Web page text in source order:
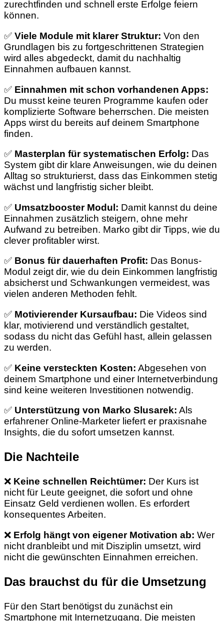
zurechtfinden und schnell erste Erfolge feiern
können.
✅ Viele Module mit klarer Struktur: Von den
Grundlagen bis zu fortgeschrittenen Strategien
wird alles abgedeckt, damit du nachhaltig
Einnahmen aufbauen kannst.
✅ Einnahmen mit schon vorhandenen Apps:
Du musst keine teuren Programme kaufen oder
komplizierte Software beherrschen. Die meisten
Apps wirst du bereits auf deinem Smartphone
finden.
✅ Masterplan für systematischen Erfolg: Das
System gibt dir klare Anweisungen, wie du deinen
Alltag so strukturierst, dass das Einkommen stetig
wächst und langfristig sicher bleibt.
✅ Umsatzbooster Modul: Damit kannst du deine
Einnahmen zusätzlich steigern, ohne mehr
Aufwand zu betreiben. Marko gibt dir Tipps, wie du
clever profitabler wirst.
✅ Bonus für dauerhaften Profit: Das Bonus-
Modul zeigt dir, wie du dein Einkommen langfristig
absicherst und Schwankungen vermeidest, was
vielen anderen Methoden fehlt.
✅ Motivierender Kursaufbau: Die Videos sind
klar, motivierend und verständlich gestaltet,
sodass du nicht das Gefühl hast, allein gelassen
zu werden.
✅ Keine versteckten Kosten: Abgesehen von
deinem Smartphone und einer Internetverbindung
sind keine weiteren Investitionen notwendig.
✅ Unterstützung von Marko Slusarek: Als
erfahrener Online-Marketer liefert er praxisnahe
Insights, die du sofort umsetzen kannst.
Die Nachteile
❌ Keine schnellen Reichtümer: Der Kurs ist
nicht für Leute geeignet, die sofort und ohne
Einsatz Geld verdienen wollen. Es erfordert
konsequentes Arbeiten.
❌ Erfolg hängt von eigener Motivation ab: Wer
nicht dranbleibt und mit Disziplin umsetzt, wird
nicht die gewünschten Einnahmen erreichen.
Das brauchst du für die Umsetzung
Für den Start benötigst du zunächst ein
Smartphone mit Internetzugang. Die meisten